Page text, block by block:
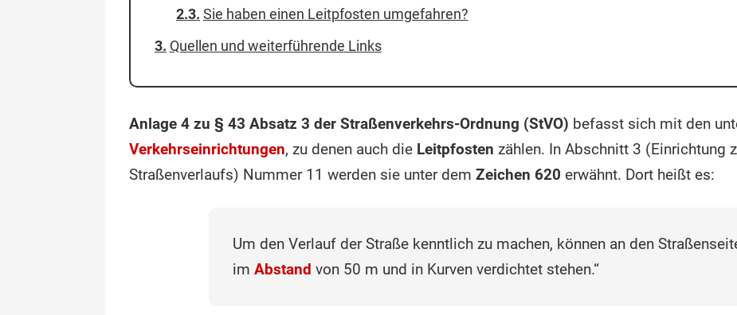
Sie haben einen Leitpfosten umgefahren?
Quellen und weiterführende Links
Anlage 4 zu § 43 Absatz 3 der Straßenverkehrs-Ordnung (StVO) befasst sich mit den
Verkehrseinrichtungen, zu denen auch die Leitpfosten zählen. In Abschnitt 3 (Einrichtung
Straßenverlaufs) Nummer 11 werden sie unter dem Zeichen 620 erwähnt. Dort heißt es:
Um den Verlauf der Straße kenntlich zu machen, können an den
im Abstand von 50 m und in Kurven verdichtet stehen.“